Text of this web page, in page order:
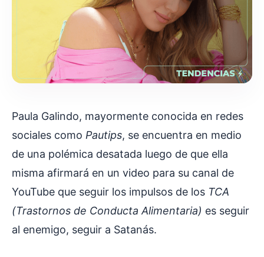
Paula Galindo, mayormente conocida en redes
sociales como Pautips, se encuentra en medio
de una polémica desatada luego de que ella
misma afirmará en un video para su canal de
YouTube que seguir los impulsos de los TCA
(Trastornos de Conducta Alimentaria) es seguir
al enemigo, seguir a Satanás.